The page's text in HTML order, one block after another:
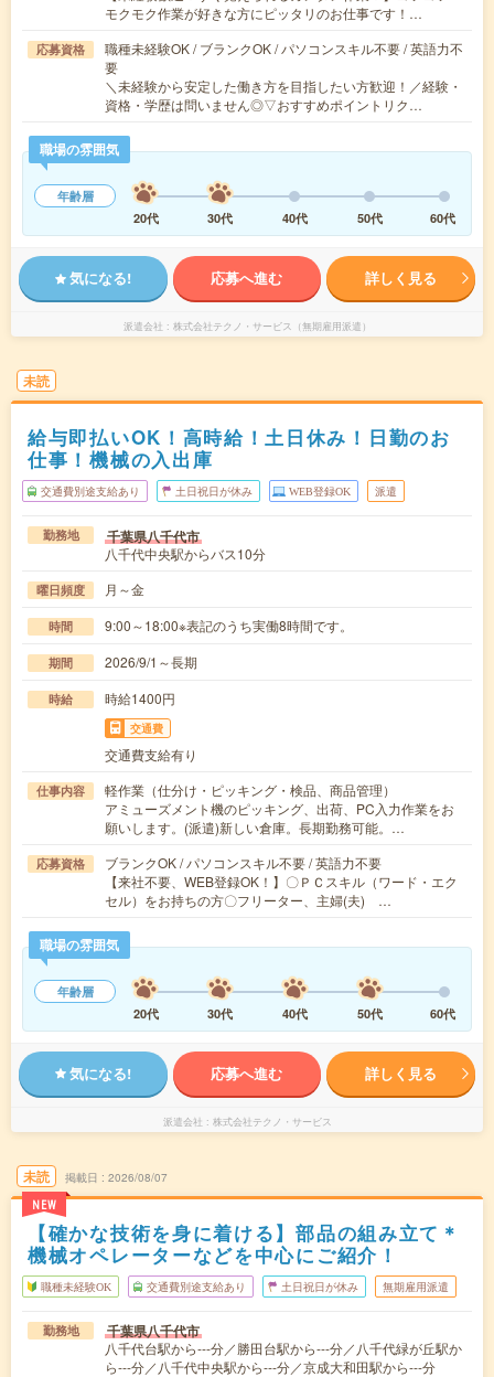
モクモク作業が好きな方にピッタリのお仕事です！…
応募資格
職種未経験OK / ブランクOK / パソコンスキル不要 / 英語力不
要
＼未経験から安定した働き方を目指したい方歓迎！／経験・
資格・学歴は問いません◎▽おすすめポイントリク…
職場の雰囲気
年齢層
20代
30代 40代 50代 60代
気になる! 応募へ進む 詳しく見る
派遣会社 株式会社テクノ・サービス（無期雇用派遣）
未読
給与即払いOK！高時給！土日休み！日勤のお
仕事！機械の入出庫
交通費別途支給あり 土日祝日が休み WEB登録OK 派遣
勤務地 千葉県八千代市
八千代中央駅からバス10分
曜日頻度 月～金
時間 9:00～18:00※表記のうち実働8時間です。
期間 2026/9/1～長期
時給 時給1400円
交通費
交通費支給有り
仕事内容
軽作業（仕分け・ピッキング・検品、商品管理）
アミューズメント機のピッキング、出荷、PC入力作業をお
願いします。(派遣)新しい倉庫。長期勤務可能。…
応募資格
ブランクOK / パソコンスキル不要 / 英語力不要
【来社不要、WEB登録OK！】〇ＰＣスキル（ワード・エク
セル）をお持ちの方〇フリーター、主婦(夫) …
職場の雰囲気
年齢層
20代
30代 40代 50代 60代
気になる! 応募へ進む 詳しく見る
派遣会社 株式会社テクノ・サービス
未読
NEW
掲載日 2026/08/07
【確かな技術を身に着ける】部品の組み立て＊
機械オペレーターなどを中心にご紹介！
職種未経験OK 交通費別途支給あり 土日祝日が休み 無期雇用派遣
勤務地 千葉県八千代市
八千代台駅から---分／勝田台駅から---分／八千代緑が丘駅か
ら---分／八千代中央駅から---分／京成大和田駅から---分